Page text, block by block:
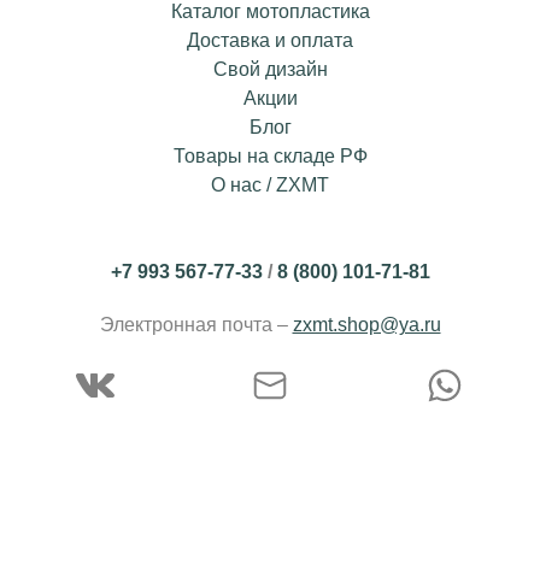
Каталог мотопластика
Доставка и оплата
Свой дизайн
Акции
Блог
Товары на складе РФ
О нас / ZXMT
+7 993 567-77-33/8 (800) 101-71-81
Электронная почта – zxmt.shop@ya.ru